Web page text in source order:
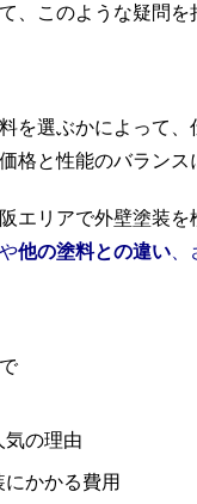
、このような疑問
を選ぶかによって
格と性能のバラン
エリアで外壁塗装を
や他の塗料との違い
気の理由
かかる費用